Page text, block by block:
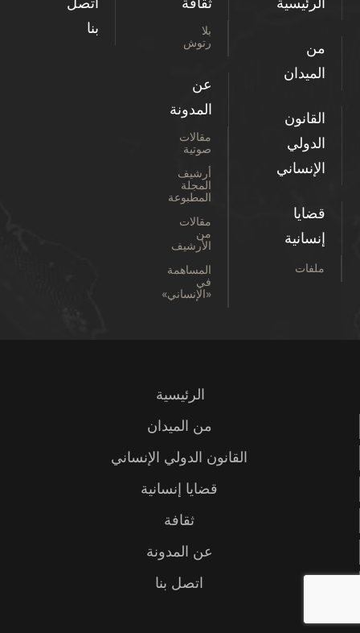
من
الميدان
القانون
الدولي
الإنساني
قضايا
إنسانية
ملفات
بلا
رتوش
عن
المدونة
مقالات
صوتية
أرشيف
المجلة
المطبوعة
مقالات
من
الأرشيف
المساهمة
في
«الإنساني»
بنا
الرئيسية
من الميدان
القانون الدولي الإنساني
قضايا إنسانية
ثقافة
عن المدونة
اتصل بنا